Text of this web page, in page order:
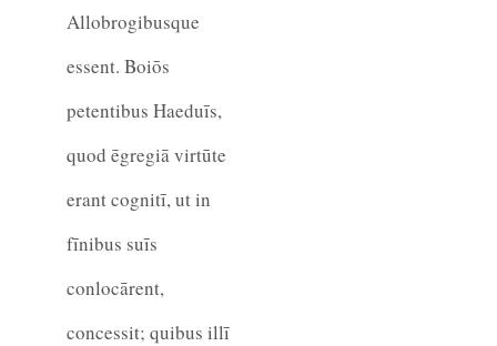
Allobrogibusque
essent. Boiōs
petentibus Haeduīs,
quod ēgregiā virtūte
erant cognitī, ut in
fīnibus suīs
conlocārent,
concessit; quibus illī